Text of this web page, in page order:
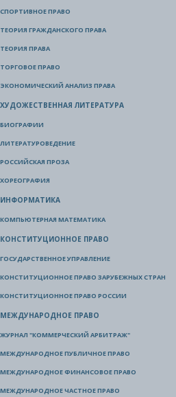
СПОРТИВНОЕ ПРАВО
ТЕОРИЯ ГРАЖДАНСКОГО ПРАВА
ТЕОРИЯ ПРАВА
ТОРГОВОЕ ПРАВО
ЭКОНОМИЧЕСКИЙ АНАЛИЗ ПРАВА
ХУДОЖЕСТВЕННАЯ ЛИТЕРАТУРА
БИОГРАФИИ
ЛИТЕРАТУРОВЕДЕНИЕ
РОССИЙСКАЯ ПРОЗА
ХОРЕОГРАФИЯ
ИНФОРМАТИКА
КОМПЬЮТЕРНАЯ МАТЕМАТИКА
КОНСТИТУЦИОННОЕ ПРАВО
ГОСУДАРСТВЕННОЕ УПРАВЛЕНИЕ
КОНСТИТУЦИОННОЕ ПРАВО ЗАРУБЕЖНЫХ СТРАН
КОНСТИТУЦИОННОЕ ПРАВО РОССИИ
МЕЖДУНАРОДНОЕ ПРАВО
ЖУРНАЛ "КОММЕРЧЕСКИЙ АРБИТРАЖ"
МЕЖДУНАРОДНОЕ ПУБЛИЧНОЕ ПРАВО
МЕЖДУНАРОДНОЕ ФИНАНСОВОЕ ПРАВО
МЕЖДУНАРОДНОЕ ЧАСТНОЕ ПРАВО